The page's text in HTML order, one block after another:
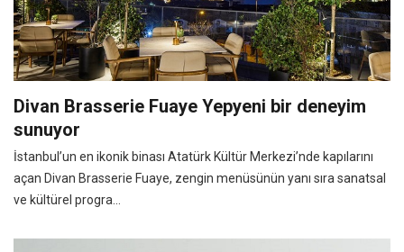
Divan Brasserie Fuaye Yepyeni bir deneyim
sunuyor
İstanbul’un en ikonik binası Atatürk Kültür Merkezi’nde kapılarını
açan Divan Brasserie Fuaye, zengin menüsünün yanı sıra sanatsal
ve kültürel progra...